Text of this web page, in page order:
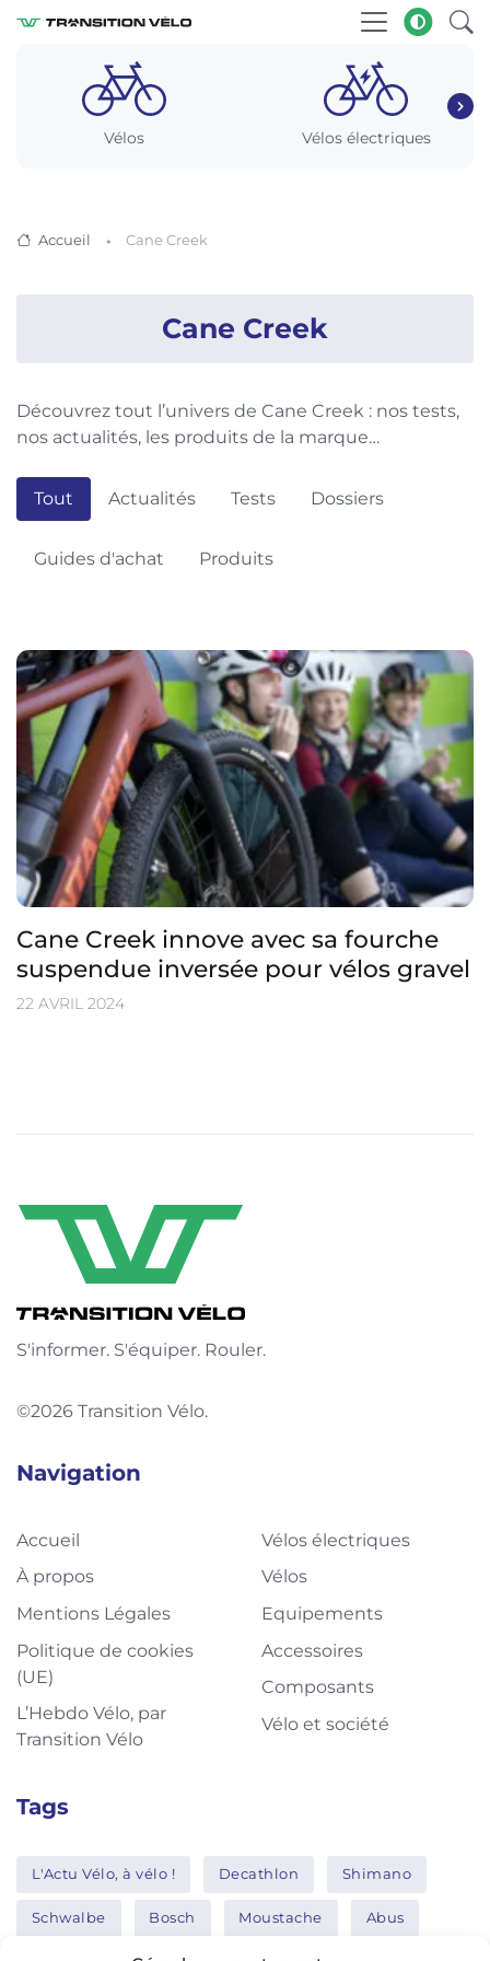
Vélos Vélos électriques
Accueil Cane Creek
Cane Creek
Découvrez tout l’univers de Cane Creek : nos tests,
nos actualités, les produits de la marque…
Tout Actualités Tests Dossiers
Guides d'achat Produits
Cane Creek innove avec sa fourche
suspendue inversée pour vélos gravel
22 AVRIL 2024
S'informer. S'équiper. Rouler.
©2026 Transition Vélo.
Navigation
Accueil
À propos
Mentions Légales
Politique de cookies
(UE)
L’Hebdo Vélo, par
Transition Vélo
Vélos électriques
Vélos
Equipements
Accessoires
Composants
Vélo et société
Tags
L'Actu Vélo, à vélo ! Decathlon Shimano
Schwalbe Bosch Moustache Abus